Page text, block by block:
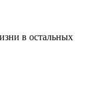
в остальных